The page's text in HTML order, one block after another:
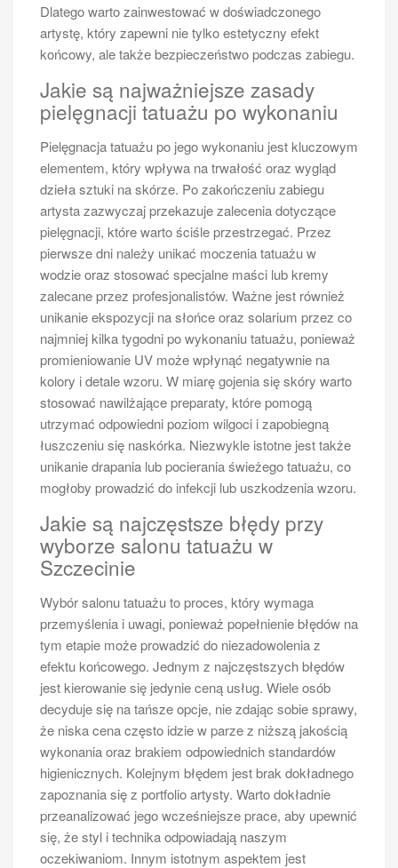
Dlatego warto zainwestować w doświadczonego
artystę, który zapewni nie tylko estetyczny efekt
końcowy, ale także bezpieczeństwo podczas zabiegu.
Jakie są najważniejsze zasady
pielęgnacji tatuażu po wykonaniu
Pielęgnacja tatuażu po jego wykonaniu jest kluczowym
elementem, który wpływa na trwałość oraz wygląd
dzieła sztuki na skórze. Po zakończeniu zabiegu
artysta zazwyczaj przekazuje zalecenia dotyczące
pielęgnacji, które warto ściśle przestrzegać. Przez
pierwsze dni należy unikać moczenia tatuażu w
wodzie oraz stosować specjalne maści lub kremy
zalecane przez profesjonalistów. Ważne jest również
unikanie ekspozycji na słońce oraz solarium przez co
najmniej kilka tygodni po wykonaniu tatuażu, ponieważ
promieniowanie UV może wpłynąć negatywnie na
kolory i detale wzoru. W miarę gojenia się skóry warto
stosować nawilżające preparaty, które pomogą
utrzymać odpowiedni poziom wilgoci i zapobiegną
łuszczeniu się naskórka. Niezwykle istotne jest także
unikanie drapania lub pocierania świeżego tatuażu, co
mogłoby prowadzić do infekcji lub uszkodzenia wzoru.
Jakie są najczęstsze błędy przy
wyborze salonu tatuażu w
Szczecinie
Wybór salonu tatuażu to proces, który wymaga
przemyślenia i uwagi, ponieważ popełnienie błędów na
tym etapie może prowadzić do niezadowolenia z
efektu końcowego. Jednym z najczęstszych błędów
jest kierowanie się jedynie ceną usług. Wiele osób
decyduje się na tańsze opcje, nie zdając sobie sprawy,
że niska cena często idzie w parze z niższą jakością
wykonania oraz brakiem odpowiednich standardów
higienicznych. Kolejnym błędem jest brak dokładnego
zapoznania się z portfolio artysty. Warto dokładnie
przeanalizować jego wcześniejsze prace, aby upewnić
się, że styl i technika odpowiadają naszym
oczekiwaniom. Innym istotnym aspektem jest